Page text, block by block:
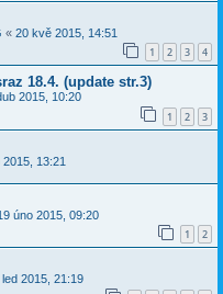
« 20 kvě 2015, 14:51
1 2 3 4
18.4. (update str.3)
2015, 10:20
1 2 3
13:21
úno 2015, 09:20
1 2
led 2015, 21:19